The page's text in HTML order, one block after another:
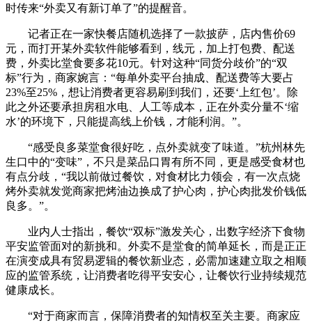
时传来“外卖又有新订单了”的提醒音。
记者正在一家快餐店随机选择了一款披萨，店内售价69
元，而打开某外卖软件能够看到，线元，加上打包费、配送
费，外卖比堂食要多花10元。针对这种“同货分歧价”的“双
标”行为，商家婉言：“每单外卖平台抽成、配送费等大要占
23%至25%，想让消费者更容易刷到我们，还要‘上红包’。除
此之外还要承担房租水电、人工等成本，正在外卖分量不‘缩
水’的环境下，只能提高线上价钱，才能利润。”。
“感受良多菜堂食很好吃，点外卖就变了味道。”杭州林先
生口中的“变味”，不只是菜品口胃有所不同，更是感受食材也
有点分歧，“我以前做过餐饮，对食材比力领会，有一次点烧
烤外卖就发觉商家把烤油边换成了护心肉，护心肉批发价钱低
良多。”。
业内人士指出，餐饮“双标”激发关心，出数字经济下食物
平安监管面对的新挑和。外卖不是堂食的简单延长，而是正正
在演变成具有贸易逻辑的餐饮新业态，必需加速建立取之相顺
应的监管系统，让消费者吃得平安安心，让餐饮行业持续规范
健康成长。
“对于商家而言，保障消费者的知情权至关主要。商家应